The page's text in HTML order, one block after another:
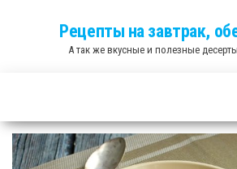
Рецепты на завтрак,
А так же вкусные и полезные